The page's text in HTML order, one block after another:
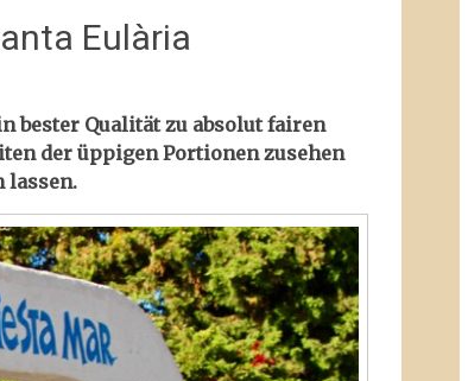
Eulària
bester Qualität zu absolut fairen
der üppigen Portionen zusehen
lassen.